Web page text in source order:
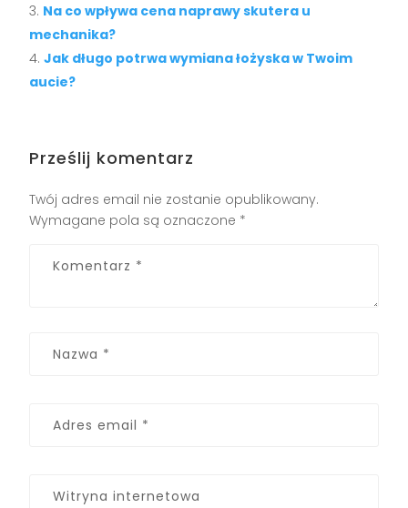
Na co wpływa cena naprawy skutera u
mechanika?
Jak długo potrwa wymiana łożyska w Twoim
aucie?
Prześlij komentarz
Twój adres email nie zostanie opublikowany.
Wymagane pola są oznaczone *